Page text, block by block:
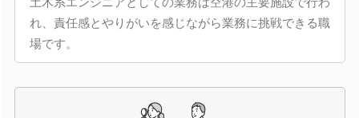
れ、責任感とやりがいを感じながら業務に挑戦できる職
場です。